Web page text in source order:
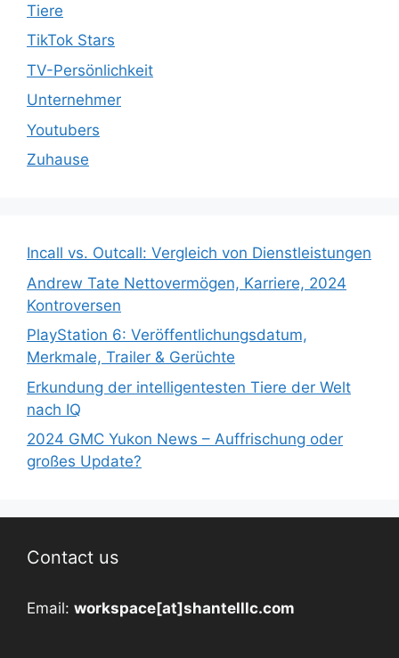
Tiere
TikTok Stars
TV-Persönlichkeit
Unternehmer
Youtubers
Zuhause
Incall vs. Outcall: Vergleich von Dienstleistungen
Andrew Tate Nettovermögen, Karriere, 2024
Kontroversen
PlayStation 6: Veröffentlichungsdatum,
Merkmale, Trailer & Gerüchte
Erkundung der intelligentesten Tiere der Welt
nach IQ
2024 GMC Yukon News – Auffrischung oder
großes Update?
Contact us
Email: workspace[at]shantelllc.com